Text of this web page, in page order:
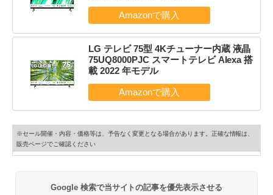
LG テレビ 75型 4Kチューナー内蔵 液晶
75UQ8000PJC スマートテレビ Alexa 搭
載 2022 年モデル
※セール開催・内容・価格等は、予告なく変更となる場合があります。正確な情報は、
販売ページでご確認ください
Google 検索で当サイトの記事を優先表示させる